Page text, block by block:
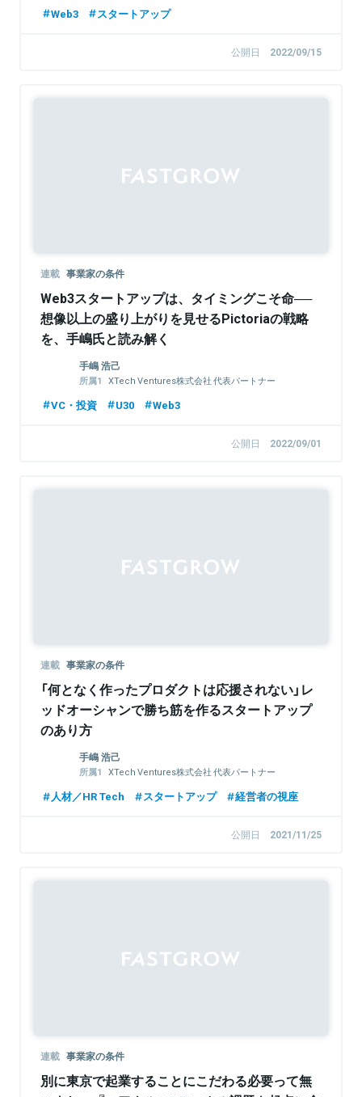
Web3 スタートアップ
公開日 2022/09/15
連載 事業家の条件
Web3スタートアップは、タイミングこそ命──
想像以上の盛り上がりを見せるPictoriaの戦略
を、手嶋氏と読み解く
手嶋 浩己
XTech Ventures株式会社 代表パートナー
VC・投資 U30 Web3
公開日 2022/09/01
連載 事業家の条件
「何となく作ったプロダクトは応援されない」レ
ッドオーシャンで勝ち筋を作るスタートアップ
のあり方
手嶋 浩己
XTech Ventures株式会社 代表パートナー
人材／HR Tech スタートアップ 経営者の視座
公開日 2021/11/25
連載 事業家の条件
別に東京で起業することにこだわる必要って無